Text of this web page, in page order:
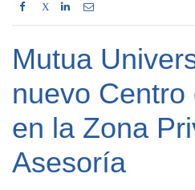
X
Mutua
nuevo Centro
en la Zona
Asesoría